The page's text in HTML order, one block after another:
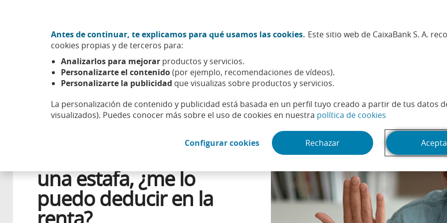
Antes de continuar, te explicamos para qué usamos las cookies. Este sitio web de CaixaBank S. A.
cookies propias y de terceros para:
Analizarlos para mejorar productos y servicios.
Personalizarte el contenido(por ejemplo, recomendaciones de vídeos).
Personalizarte la publicidad que visualizas sobre productos y servicios.
La personalización de contenido y publicidad está basada en un perfil tuyo creado a partir de tus datos
visualizados). Puedes conocer más sobre el uso de cookies en nuestra política de cookies
Configurar cookies(Abrir en ventana nueva)
Rechazar
Sobre nosotros
Esfera Aprender Salud financiera He perdido dinero por una estafa, ¿me lo puedo deducir en la renta?
15 ABRIL 2025
una estafa, ¿me lo
puedo deducir en la